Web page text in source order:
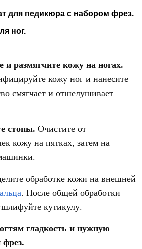
для педикюра с набором фрез.
ног.
и размягчите кожу на ногах.
кожу ног и нанесите
смягчает и отшелушивает
стопы. Очистите от
кожу на пятках, затем на
обработке кожи на внешней
. После общей обработки
кутикулу.
гладкость и нужную